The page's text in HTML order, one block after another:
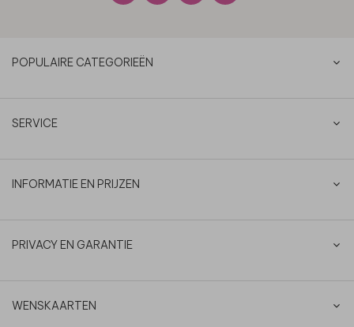
POPULAIRE CATEGORIEËN
SERVICE
INFORMATIE EN PRIJZEN
PRIVACY EN GARANTIE
WENSKAARTEN